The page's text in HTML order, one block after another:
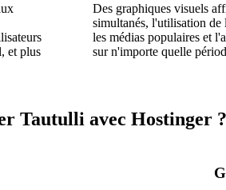
et plus
Des graphiques visuels
simultanés, l'utilisation de
les médias populaires et
sur n'importe quelle
Tautulli avec Hostinger ?